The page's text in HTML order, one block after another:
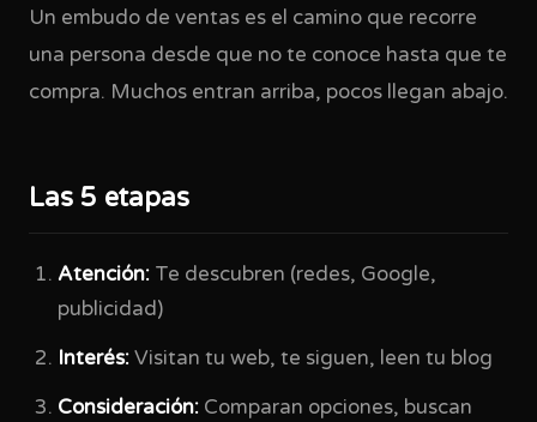
Un embudo de ventas es el camino que recorre
una persona desde que no te conoce hasta que te
compra. Muchos entran arriba, pocos llegan abajo.
Las 5 etapas
Atención: Te descubren (redes, Google,
publicidad)
Interés: Visitan tu web, te siguen, leen tu blog
Consideración: Comparan opciones, buscan